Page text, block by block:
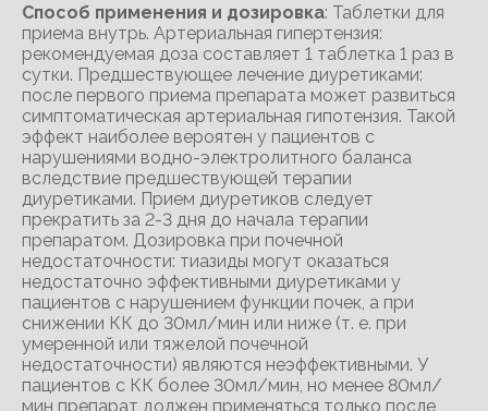
Способ применения и дозировка: Таблетки для
приема внутрь. Артериальная гипертензия:
рекомендуемая доза составляет 1 таблетка 1 раз в
сутки. Предшествующее лечение диуретиками:
после первого приема препарата может развиться
симптоматическая артериальная гипотензия. Такой
эффект наиболее вероятен у пациентов с
нарушениями водно-электролитного баланса
вследствие предшествующей терапии
диуретиками. Прием диуретиков следует
прекратить за 2-3 дня до начала терапии
препаратом. Дозировка при почечной
недостаточности: тиазиды могут оказаться
недостаточно эффективными диуретиками у
пациентов с нарушением функции почек, а при
снижении КК до 30мл/мин или ниже (т. е. при
умеренной или тяжелой почечной
недостаточности) являются неэффективными. У
пациентов с КК более 30мл/мин, но менее 80мл/
мин препарат должен применяться только после